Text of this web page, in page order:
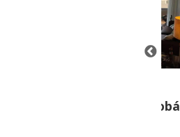
Mansa Caiobá